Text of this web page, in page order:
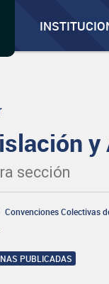
sección
Convenciones Colectivas
PUBLICADAS